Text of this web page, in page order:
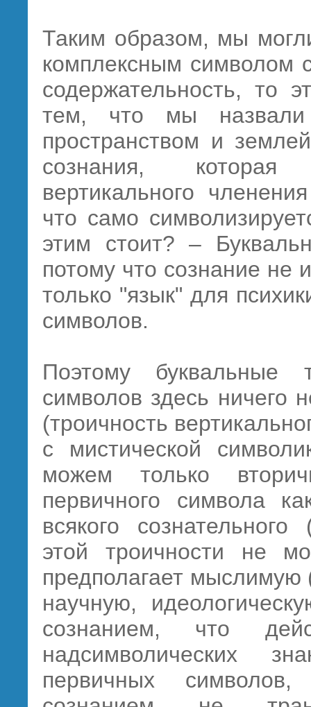
Таким образом, мы
комплексным символом
содержательность, то
тем, что мы
пространством и
сознания, которая
вертикального
что само
этим стоит? –
потому что сознание не
только "язык" для
символов.
Поэтому буквальные
символов здесь ничего
(троичность
с мистической
можем только
первичного символа
всякого
этой троичности не
предполагает мыслимую
научную,
сознанием, что
надсимволических
первичных